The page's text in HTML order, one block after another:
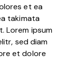
et ea
takimata
Lorem ipsum
sed diam
et dolore